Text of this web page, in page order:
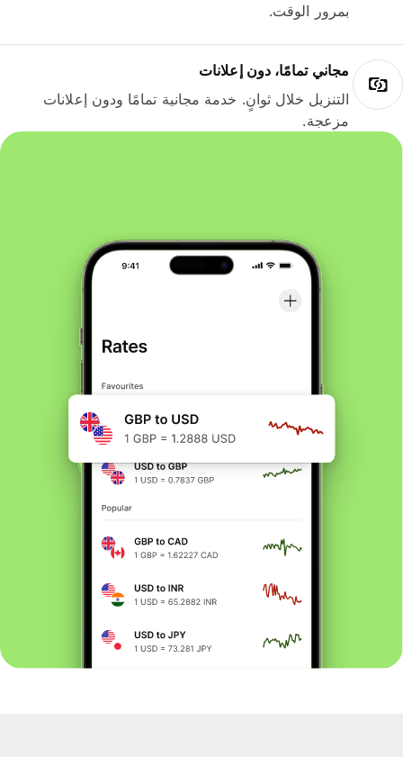
بمرور الوقت.
مجاني تمامًا، دون إعلانات
التنزيل خلال ثوانٍ. خدمة مجانية تمامًا ودون إعلانات
مزعجة.